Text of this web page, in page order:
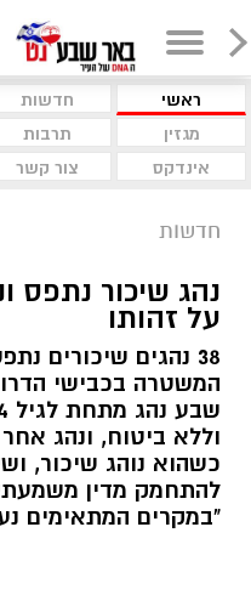
ראשי חדשות
מגזין
תרבות
אינדקס
צור קשר
חדשות
נהג שיכור נתפס
על זהותו
38 נהגים שיכורים
המשטרה בכבישי
כשהוא נוהג שיכור,
להתחמק מדין
"במקרים המתאימים